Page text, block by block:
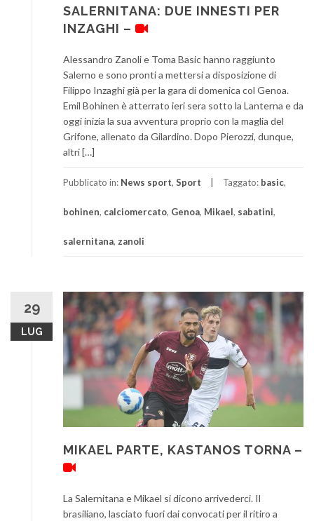
SALERNITANA: DUE INNESTI PER
INZAGHI –
Alessandro Zanoli e Toma Basic hanno raggiunto
Salerno e sono pronti a mettersi a disposizione di
Filippo Inzaghi già per la gara di domenica col Genoa.
Emil Bohinen è atterrato ieri sera sotto la Lanterna e da
oggi inizia la sua avventura proprio con la maglia del
Grifone, allenato da Gilardino. Dopo Pierozzi, dunque,
altri […]
Pubblicato in: News sport, Sport Taggato: basic,
bohinen, calciomercato, Genoa, Mikael, sabatini,
salernitana, zanoli
29
LUG
MIKAEL PARTE, KASTANOS TORNA –
La Salernitana e Mikael si dicono arrivederci. Il
brasiliano, lasciato fuori dai convocati per il ritiro a